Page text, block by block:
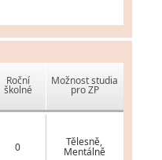
Roční
školné
Možnost studia
pro ZP
0 Tělesně,
Mentálně